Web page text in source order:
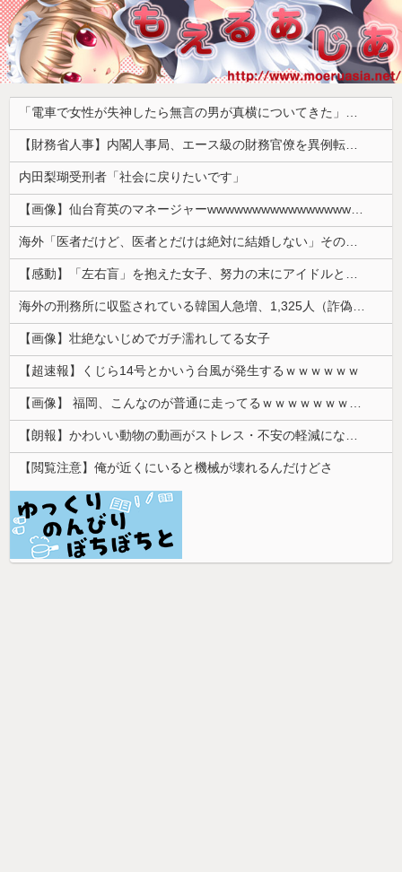
「電車で女性が失神したら無言の男が真横についてきた」とタレントが主張、虚言疑惑が出ると「その男の垢を発見した」と追加主張するも……
【財務省人事】内閣人事局、エース級の財務官僚を異例転出 官邸幹部「協力的でなかった」※岸田首相（当時）の秘書官などを歴任 、岸田首相の後輩
内田梨瑚受刑者「社会に戻りたいです」
【画像】仙台育英のマネージャーwwwwwwwwwwwwwwwwwww
海外「医者だけど、医者とだけは絶対に結婚しない」その理由が想像と全然違った…
【感動】「左右盲」を抱えた女子、努力の末にアイドルとしてデビューするｗｗｗｗ
海外の刑務所に収監されている韓国人急増、1,325人（詐偽が4分の1） 日本には254人
【画像】壮絶ないじめでガチ濡れしてる女子
【超速報】くじら14号とかいう台風が発生するｗｗｗｗｗｗ
【画像】 福岡、こんなのが普通に走ってるｗｗｗｗｗｗｗｗｗｗｗｗｗｗｗｗ
【朗報】かわいい動物の動画がストレス・不安の軽減になる可能性。英大学の研究で実証
【閲覧注意】俺が近くにいると機械が壊れるんだけどさ